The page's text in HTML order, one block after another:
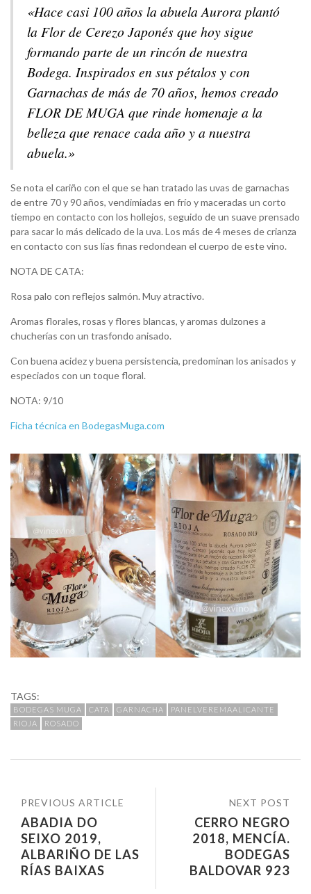
«Hace casi 100 años la abuela Aurora plantó
la Flor de Cerezo Japonés que hoy sigue
formando parte de un rincón de nuestra
Bodega. Inspirados en sus pétalos y con
Garnachas de más de 70 años, hemos creado
FLOR DE MUGA que rinde homenaje a la
belleza que renace cada año y a nuestra
abuela.»
Se nota el cariño con el que se han tratado las uvas de garnachas
de entre 70 y 90 años, vendimiadas en frío y maceradas un corto
tiempo en contacto con los hollejos, seguido de un suave prensado
para sacar lo más delicado de la uva. Los más de 4 meses de crianza
en contacto con sus lías finas redondean el cuerpo de este vino.
NOTA DE CATA:
Rosa palo con reflejos salmón. Muy atractivo.
Aromas florales, rosas y flores blancas, y aromas dulzones a
chucherías con un trasfondo anisado.
Con buena acidez y buena persistencia, predominan los anisados y
especiados con un toque floral.
NOTA: 9/10
Ficha técnica en BodegasMuga.com
TAGS:
BODEGAS MUGA CATA GARNACHA
PANELVEREMAALICANTE
RIOJA
ROSADO
NEXT POST
CERRO NEGRO
2018, MENCÍA.
BODEGAS
BALDOVAR 923
PREVIOUS ARTICLE
ABADIA DO
SEIXO 2019,
ALBARIÑO DE LAS
RÍAS BAIXAS